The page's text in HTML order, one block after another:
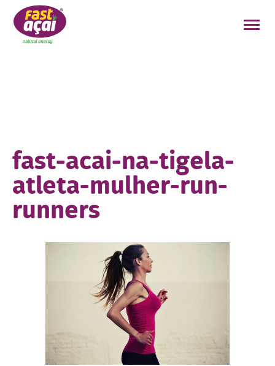
fast-acai-na-tigela-
atleta-mulher-run-
runners